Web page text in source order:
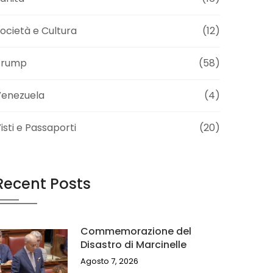
e Cultura (12)
(58)
(4)
e Passaporti (20)
Posts
Commemorazione del
Disastro di Marcinelle
Agosto 7, 2026